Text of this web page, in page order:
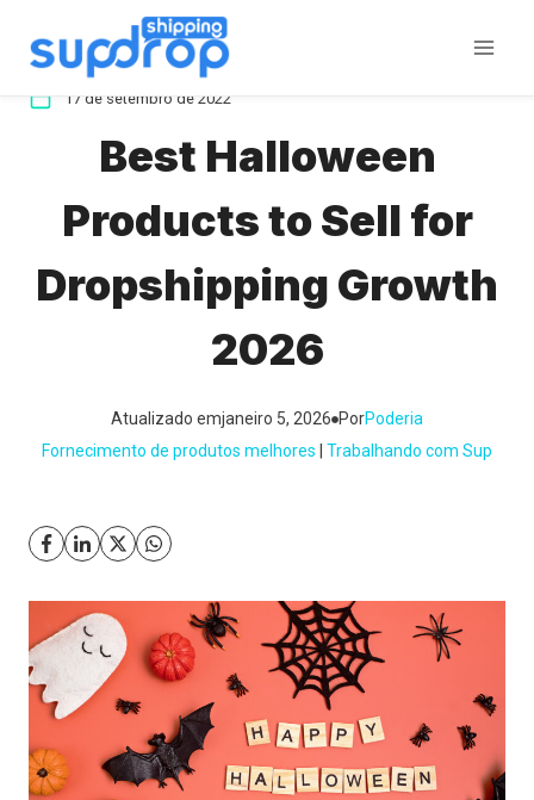
para
conteúdo
17 de setembro de 2022
Best Halloween
Products to Sell for
Dropshipping Growth
2026
Atualizado emjaneiro 5, 2026 PorPoderia
Fornecimento de produtos melhores
Trabalhando com Sup